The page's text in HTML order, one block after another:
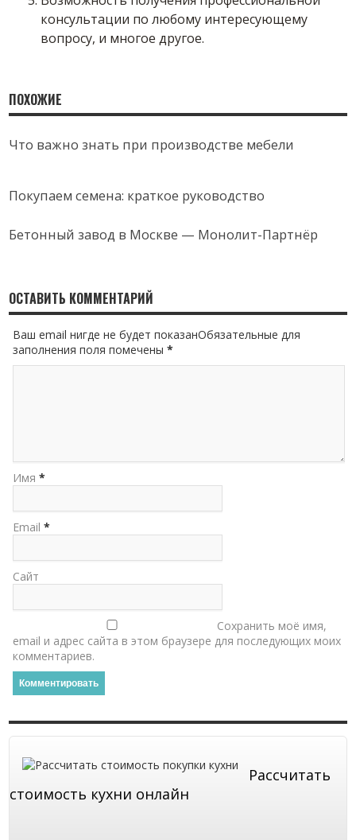
консультации по любому интересующему
вопросу, и многое другое.
ПОХОЖИЕ
Что важно знать при производстве мебели
Покупаем семена: краткое руководство
Бетонный завод в Москве — Монолит-Партнёр
ОСТАВИТЬ КОММЕНТАРИЙ
Ваш email нигде не будет показанОбязательные для
заполнения поля помечены*
Имя *
Email *
Сайт
Сохранить моё имя,
email и адрес сайта в этом браузере для последующих моих
комментариев.
Рассчитать
стоимость кухни онлайн